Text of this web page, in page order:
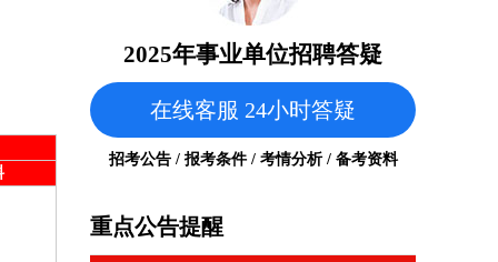
2025年事业单位招聘答疑
在线客服 24小时答疑
招考公告 / 报考条件 / 考情分析 / 备考资料
重点公告提醒